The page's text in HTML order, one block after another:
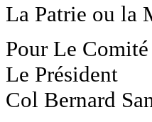
La Patrie ou la
Pour Le
Le Président
Col Bernard